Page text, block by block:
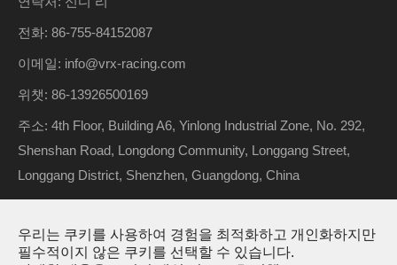
전화: 86-755-84152087
이메일: info@vrx-racing.com
위챗: 86-13926500169
주소: 4th Floor, Building A6, Yinlong Industrial Zone, No. 292,
Shenshan Road, Longdong Community, Longgang Street,
Longgang District, Shenzhen, Guangdong, China
저작권 ©Riverhobby Tech (Shenzhen) Co., Ltd. 모든 권리 보
우리는 쿠키를 사용하여 경험을 최적화하고 개인화하지만
필수적이지 않은 쿠키를 선택할 수 있습니다.